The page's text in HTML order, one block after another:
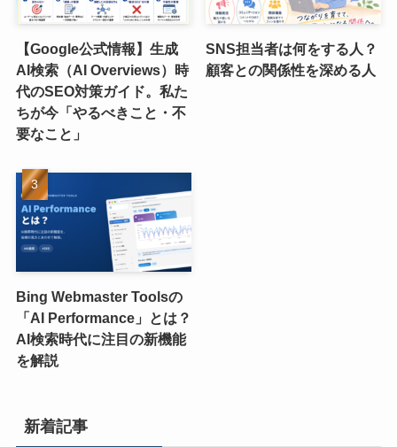
【Google公式情報】生成
AI検索（AI Overviews）時
代のSEO対策ガイド。私た
ちが今「やるべきこと・不
要なこと」
SNS担当者は何をする人？
顧客との関係性を深める人
Bing Webmaster Toolsの
「AI Performance」とは？
AI検索時代に注目の新機能
を解説
新着記事